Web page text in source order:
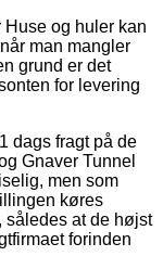
og huler kan
man mangler
grund er det
for levering
dags fragt på de
Gnaver Tunnel
men som
køres
at de højst
forinden